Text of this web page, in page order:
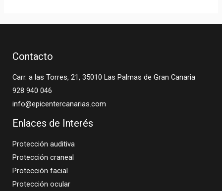
Contacto
Carr. a las Torres, 21, 35010 Las Palmas de Gran Canaria
928 940 046
info@epicentercanarias.com
Enlaces de Interés
Protección auditiva
Protección craneal
Protección facial
Protección ocular